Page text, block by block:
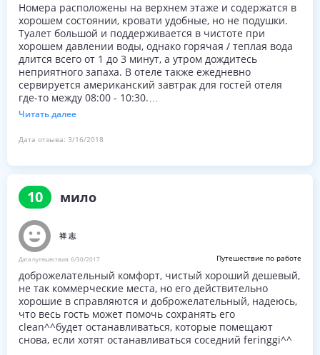
Номера расположены на верхнем этаже и содержатся в
хорошем состоянии, кровати удобные, но не подушки.
Туалет большой и поддерживается в чистоте при
хорошем давлении воды, однако горячая / теплая вода
длится всего от 1 до 3 минут, а утром дождитесь
неприятного запаха. В отеле также ежедневно
сервируется американский завтрак для гостей отеля
где-то между 08:00 - 10:30.
Пляж / море можно увидеть из номеров на пляже, но
там нет хороших пейзажей. Вам лучше смотреть
поддерживают только несколько каналов.
Стоимость автостоянки составляет 5 RM на протяжении
всего пребывания, так как здесь много посетителей,
особенно в ночное время. Как правило, люди стекались,
чтобы увидеть скульптуры и здания с неоновыми
огнями на пляже, что, в свою очередь, вызывает
массовые пробки на дорогах, в результате чего ночная
парковка очень утомительна (я не буду беспокоиться о
том, чтобы выехать ночью, если им не придет поздно
(после 2230 года).
В отеле есть китайский ресторан (Pearl Garden, если я
Читать далее
Дата отзыва: 3/16/2018
10 мило
祥 志
Дата путешествия:6/30/2017 Путешествие по работе
доброжелательный комфорт, чистый хороший дешевый,
не так коммерческие места, но его действительно
хорошие в справляются и доброжелательный, надеюсь,
что весь гость может помочь сохранять его
clean^^будет останавливаться, которые помещают
снова, если хотят останавливаться соседний feringgi^^